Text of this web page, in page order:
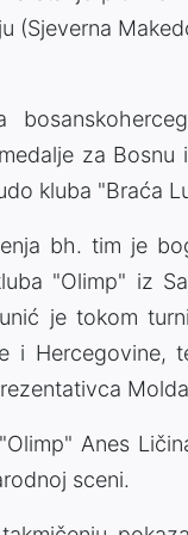
(Sjeverna
za
kluba "Braća
bh. tim je
"Olimp" iz
je tokom
i
Anes
sceni.